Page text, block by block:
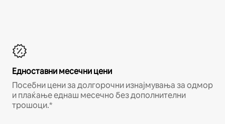
Едноставни месечни цени
Посебни цени за долгорочни изнајмувања за одмор
и плаќање еднаш месечно без дополнителни
трошоци.*